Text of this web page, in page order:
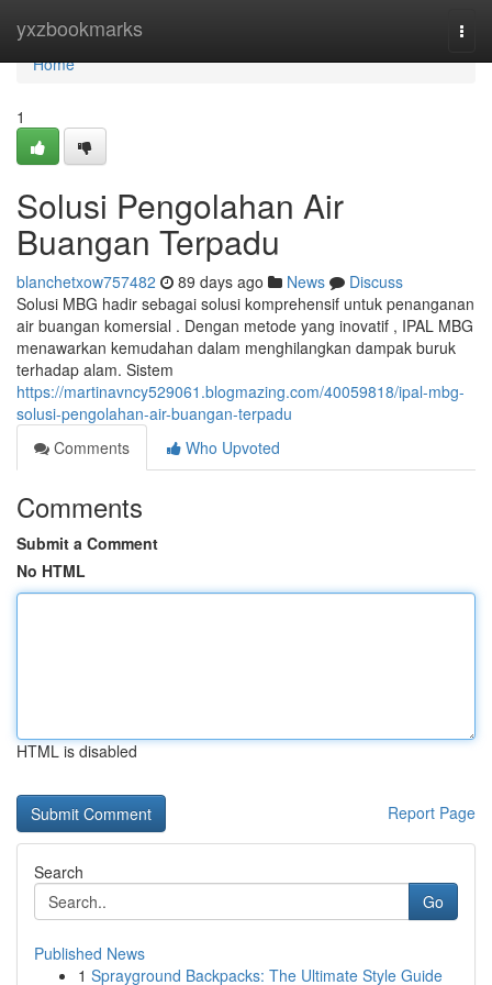
yxzbookmarks
Home
Home
1
Solusi Pengolahan Air
Buangan Terpadu
blanchetxow757482 89 days ago News
Discuss
Solusi MBG hadir sebagai solusi komprehensif untuk penanganan
air buangan komersial . Dengan metode yang inovatif , IPAL MBG
menawarkan kemudahan dalam menghilangkan dampak buruk
terhadap alam. Sistem
https://martinavncy529061.blogmazing.com/40059818/ipal-mbg-
solusi-pengolahan-air-buangan-terpadu
Comments
Who Upvoted
Comments
Submit a Comment
No HTML
HTML is disabled
Report Page
Search
Go
Published News
1 Sprayground Backpacks: The Ultimate Style Guide